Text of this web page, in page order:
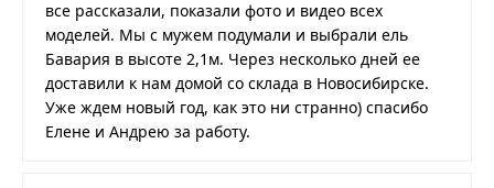
все рассказали, показали фото и видео всех
моделей. Мы с мужем подумали и выбрали ель
Бавария в высоте 2,1м. Через несколько дней ее
доставили к нам домой со склада в Новосибирске.
Уже ждем новый год, как это ни странно) спасибо
Елене и Андрею за работу.